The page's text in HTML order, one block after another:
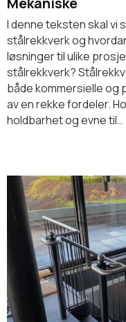
I denne teksten skal vi
stålrekkverk og
løsninger til ulike
stålrekkverk?
både kommersielle
av en rekke fordeler.
holdbarhet og evne til…